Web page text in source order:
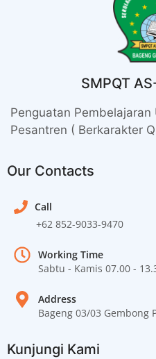
SMPQT
Penguatan
Pesantren ( Berkarakter
Our Contacts
Call
+62 852-9033-9470
Working Time
Sabtu - Kamis 07.00 -
Address
Bageng 03/03 Gembong
Kunjungi Kami